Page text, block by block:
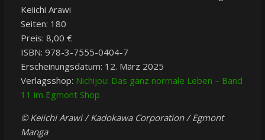
Keiichi Arawi
Seiten: 180
Preis: 8,00 €
ISBN: 978-3-7555-0404-7
Erscheinungsdatum: 12. März 2025
Verlagsshop: Nichijou: Das ganz normale Leben – Band
11 im Egmont Shop
© Keiichi Arawi / Kadokawa Corporation / Egmont
Manga